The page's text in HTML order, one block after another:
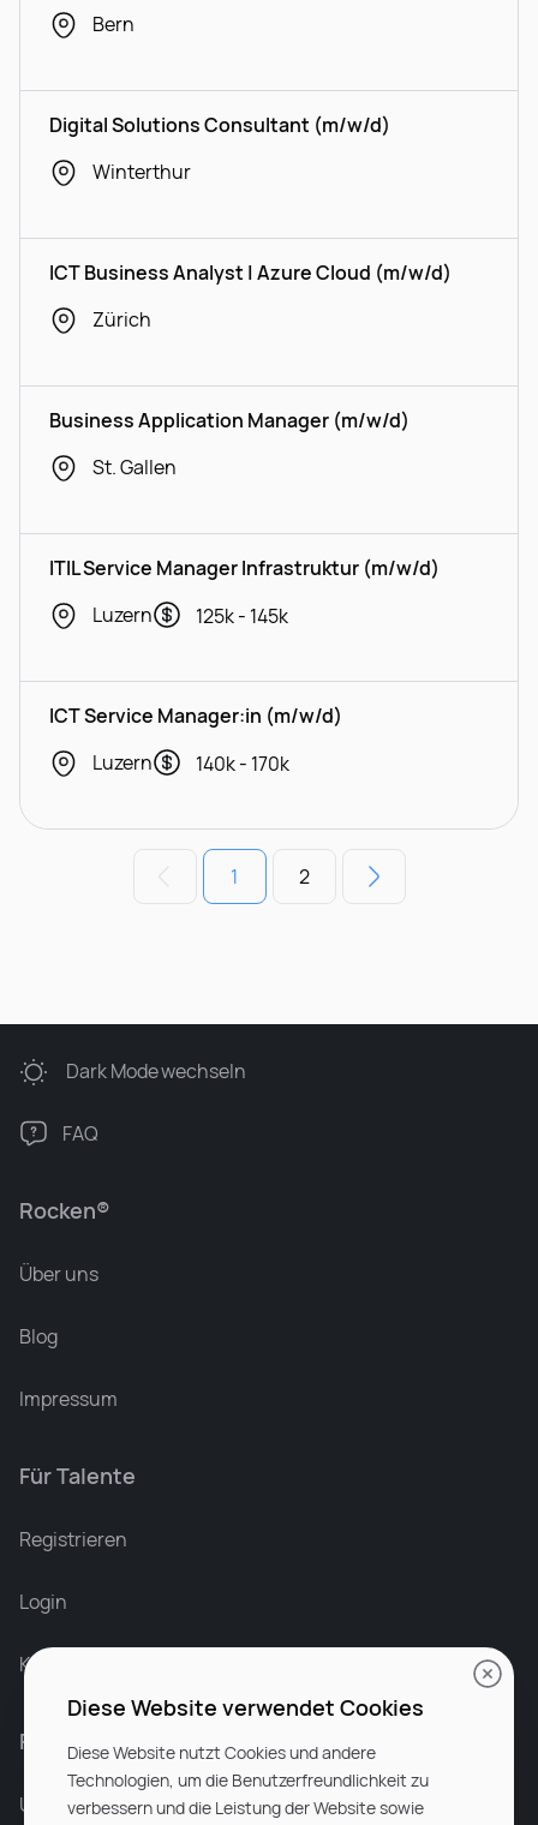
Bern
Digital Solutions Consultant (m/w/d)
Winterthur
ICT Business Analyst | Azure Cloud (m/w/d)
Zürich
Business Application Manager (m/w/d)
St. Gallen
ITIL Service Manager Infrastruktur (m/w/d)
Luzern
125k - 145k
ICT Service Manager:in (m/w/d)
Luzern
140k - 170k
1 2
Rocken®
Über uns
Blog
Impressum
Für Talente
Registrieren
Login
Karriere bei Rocken
Für Unternehmen
Unsere Dienstleistungen
Dark Modewechseln
FAQ
Diese Website verwendet Cookies
Diese Website nutzt Cookies und andere
Technologien, um die Benutzerfreundlichkeit zu
verbessern und die Leistung der Website sowie